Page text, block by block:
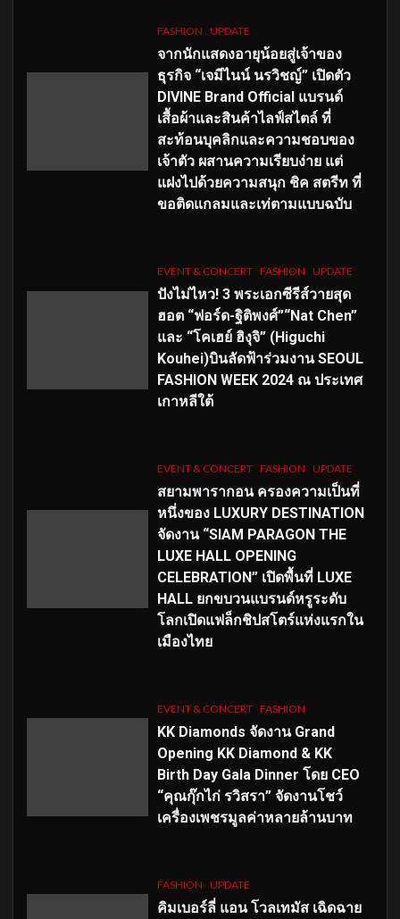
FASHION UPDATE
จากนักแสดงอายุน้อยสู่เจ้าของ
ธุรกิจ “เจมีไนน์ นรวิชญ์” เปิดตัว
DIVINE Brand Official แบรนด์
เสื้อผ้าและสินค้าไลฟ์สไตล์ ที่
สะท้อนบุคลิกและความชอบของ
เจ้าตัว ผสานความเรียบง่าย แต่
แฝงไปด้วยความสนุก ชิค สตรีท ที่
ขอติดแกลมและเท่ตามแบบฉบับ
EVENT & CONCERT FASHION UPDATE
ปังไม่ไหว! 3 พระเอกซีรีส์วายสุด
ฮอต “ฟอร์ด-ฐิติพงศ์”“Nat Chen”
และ “โคเฮย์ ฮิงุจิ” (Higuchi
Kouhei)บินลัดฟ้าร่วมงาน SEOUL
FASHION WEEK 2024 ณ ประเทศ
เกาหลีใต้
EVENT & CONCERT FASHION UPDATE
สยามพารากอน ครองความเป็นที่
หนึ่งของ LUXURY DESTINATION
จัดงาน “SIAM PARAGON THE
LUXE HALL OPENING
CELEBRATION” เปิดพื้นที่ LUXE
HALL ยกขบวนแบรนด์หรูระดับ
โลกเปิดแฟล็กชิปสโตร์แห่งแรกใน
เมืองไทย
EVENT & CONCERT FASHION
KK Diamonds จัดงาน Grand
Opening KK Diamond & KK
Birth Day Gala Dinner โดย CEO
“คุณกุ๊กไก่ รวิสรา” จัดงานโชว์
เครื่องเพชรมูลค่าหลายล้านบาท
FASHION UPDATE
คิมเบอร์ลี่ แอน โวลเทมัส เฉิดฉาย